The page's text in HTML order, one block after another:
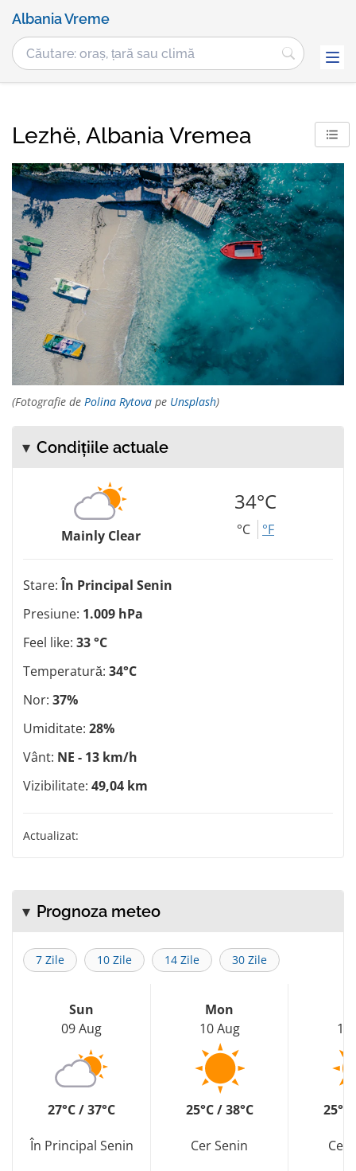
Albania Vreme
Lezhë, Albania Vremea
(Fotografie de Polina Rytova pe Unsplash)
Condițiile actuale
Mainly Clear
34°C
°C °F
Stare:În Principal Senin
Presiune: 1.009 hPa
Feel like: 33 °C
Temperatură: 34°C
Nor: 37%
Umiditate: 28%
Vânt: NE - 13 km/h
Vizibilitate: 49,04 km
Actualizat:
Prognoza meteo
7 Zile 10 Zile 14 Zile 30 Zile
Sun
09 Aug
27°C / 37°C
În Principal Senin
Mon
10 Aug
25°C / 38°C
Cer Senin
11
25°C
Cer